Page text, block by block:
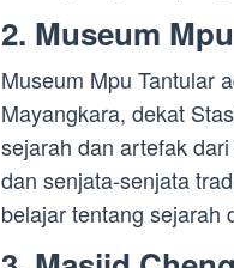
2. Museum
Museum Mpu Tantular
Mayangkara, dekat
sejarah dan artefak
dan senjata-senjata
belajar tentang sejarah